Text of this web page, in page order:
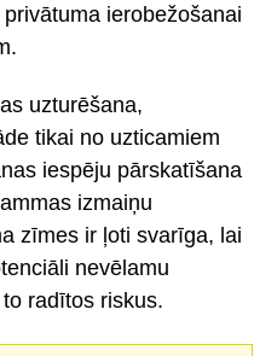
ierobežošanai
uzturēšana,
tikai no uzticamiem
iespēju pārskatīšana
izmaiņu
zīmes ir ļoti svarīga, lai
nevēlamu
radītos riskus.